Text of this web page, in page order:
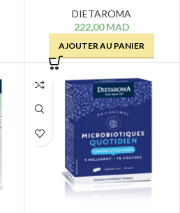
DIETAROMA
222,00MAD
AJOUTER AU PANIER